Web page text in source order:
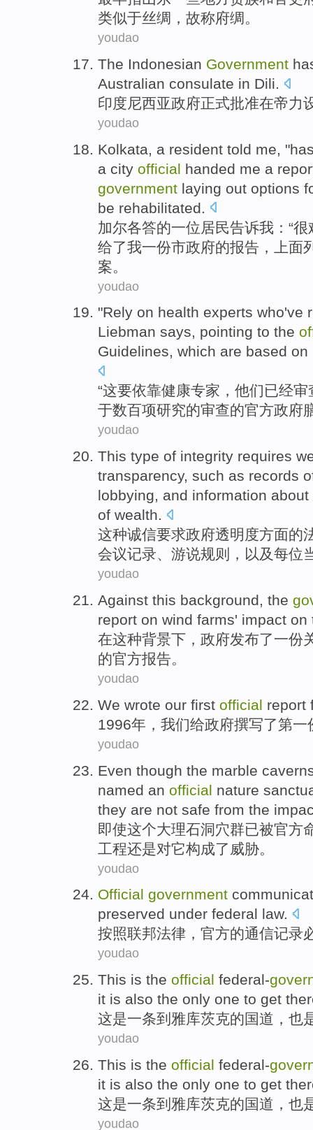
类似于丝绸 ， 故称府绸。
youdao
The Indonesian Government
Australian consulate in Dili.
印度尼西亚政府正式批准在帝力
youdao
Kolkata a resident told me , "
a city official handed me a
government laying out options
be rehabilitated
加尔各答的一位 居民告诉我 ：“很
给了我一份市政府的报告 ，上面
案 。
youdao
"Rely on health experts who've
Liebman says, pointing to the
Guidelines, which are based on
“这要依靠健康专家 ， 他们已经审
于数百项研究的审查的官方政府
youdao
This type of integrity requires
transparency, such as records
lobbying, and information about
of wealth.
这种诚信要求政府透明度方面的
会议记录、 游说规则 ， 以及每位
youdao
Against this background, the
report on wind farms' impact on
在这种背景下 ， 政府发布了一份
的官方报告。
youdao
We wrote our first official report
1996年， 我们给政府撰写了第一
youdao
Even though the marble
named an official nature
they are not safe from the
即使这个大理石洞穴群已被官方
工程还是对它构成了 威胁。
youdao
Official government
preserved under federal law.
按照联邦法律， 官方的通信记录
youdao
This is the official federal-
it is also the only one to get
这是一条到 雅库茨克的国道 ， 也
youdao
This is the official federal-
it is also the only one to get
这是一条到 雅库茨克的国道 ， 也
youdao